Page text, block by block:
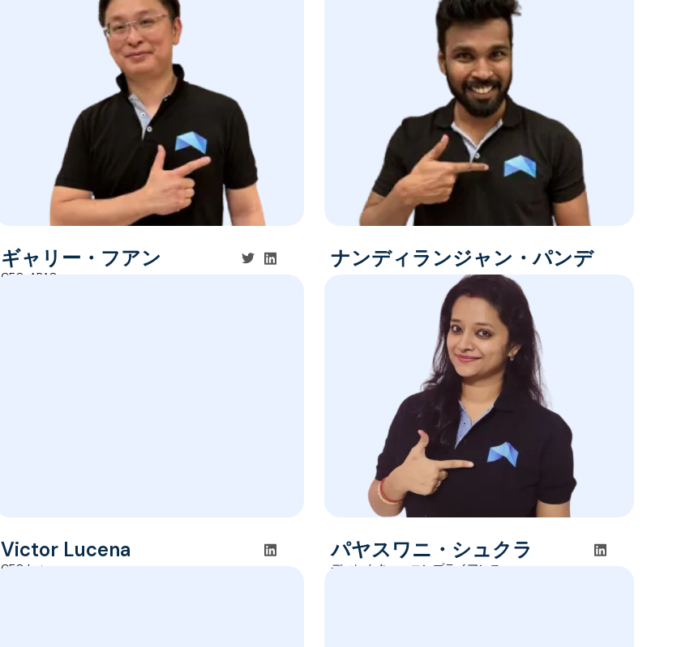
ギャリー・フアン
CEO, APAC
ナンディランジャン・パンデ
エンジニアリング担当副社長
Victor Lucena
CEO Latam
パヤスワニ・シュクラ
ディレクター・コンプライアンス